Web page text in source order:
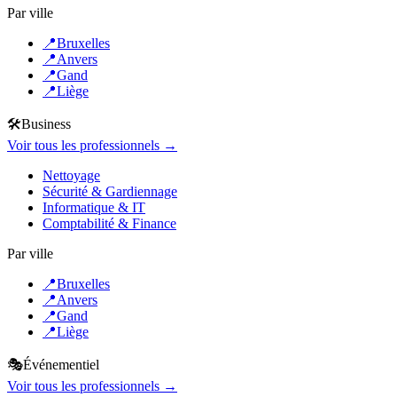
Par ville
📍Bruxelles
📍Anvers
📍Gand
📍Liège
🛠️Business
Voir tous les professionnels →
Nettoyage
Sécurité & Gardiennage
Informatique & IT
Comptabilité & Finance
Par ville
📍Bruxelles
📍Anvers
📍Gand
📍Liège
🎭Événementiel
Voir tous les professionnels →